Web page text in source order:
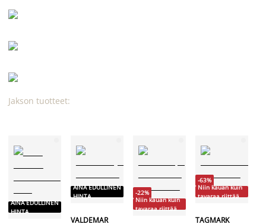
Jakson tuotteet:
AINA EDULLINEN
HINTA
AINA EDULLINEN
HINTA
VALDEMAR
-22%
Niin kauan kuin
tavaraa riittää
-63%
Niin kauan kuin
tavaraa riittää
TAGMARK